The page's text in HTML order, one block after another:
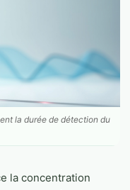
la durée de détection du
la concentration